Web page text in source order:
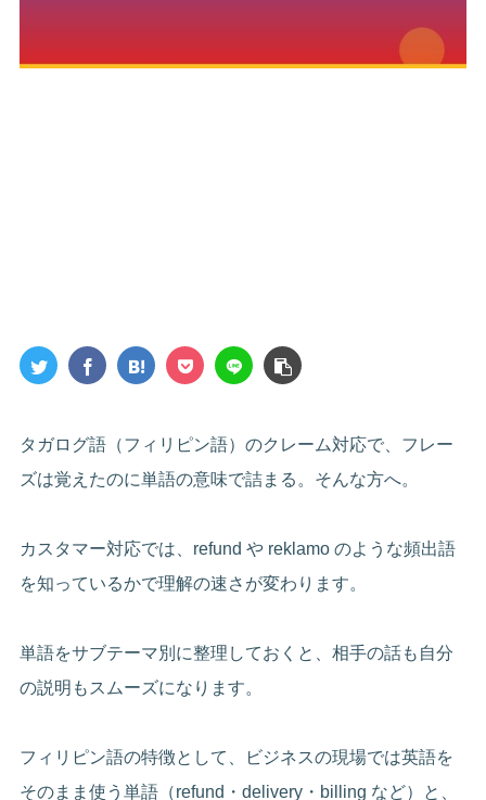
タガログ語（フィリピン語）のクレーム対応で、フレー
ズは覚えたのに単語の意味で詰まる。そんな方へ。
カスタマー対応では、refund や reklamo のような頻出語
を知っているかで理解の速さが変わります。
単語をサブテーマ別に整理しておくと、相手の話も自分
の説明もスムーズになります。
フィリピン語の特徴として、ビジネスの現場では英語を
そのまま使う単語（refund・delivery・billing など）と、